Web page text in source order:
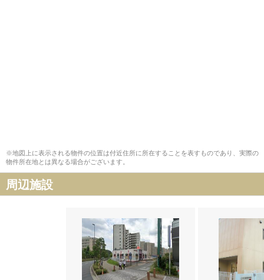
※地図上に表示される物件の位置は付近住所に所在することを表すものであり、実際の
物件所在地とは異なる場合がございます。
周辺施設